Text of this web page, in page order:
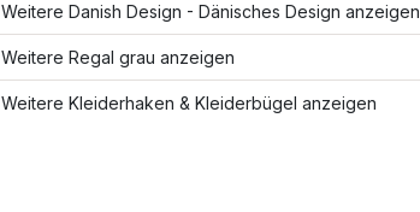
Weitere Danish Design - Dänisches Design anzeigen
Weitere Regal grau anzeigen
Weitere Kleiderhaken & Kleiderbügel anzeigen